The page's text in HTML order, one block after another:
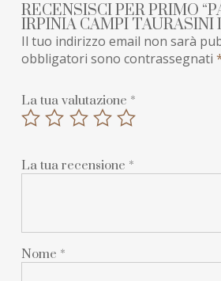
RECENSISCI PER PRIMO
IRPINIA CAMPI TAURASINI
Il tuo indirizzo email non sarà
obbligatori sono contrassegnati
La tua valutazione *
La tua recensione *
Nome *